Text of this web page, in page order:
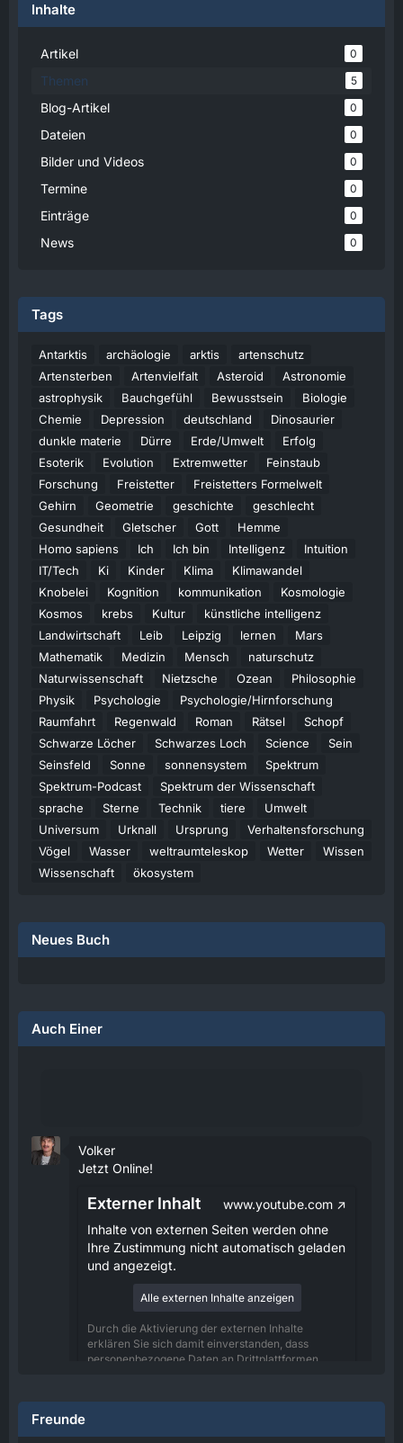
Inhalte
Artikel 0
Themen 5
Blog-Artikel 0
Dateien 0
Bilder und Videos 0
Termine 0
Einträge 0
News 0
Tags
Antarktis archäologie arktis
artenschutz
Artensterben
Artenvielfalt Asteroid
Astronomie
astrophysik
Bauchgefühl Bewusstsein
Biologie
Chemie
Depression deutschland
Dinosaurier
dunkle materie
Dürre Erde/Umwelt
Erfolg
Esoterik
Evolution Extremwetter
Feinstaub
Forschung
Freistetter
Freistetters Formelwelt
Gehirn
Geometrie geschichte
geschlecht
Gesundheit
Gletscher Gott
Hemme
Homo sapiens
Ich Ich bin Intelligenz
Intuition
IT/Tech
Ki Kinder Klima
Klimawandel
Knobelei
Kognition kommunikation
Kosmologie
Kosmos
krebs Kultur
künstliche intelligenz
Landwirtschaft
Leib Leipzig lernen
Mars
Mathematik
Medizin Mensch
naturschutz
Naturwissenschaft
Nietzsche Ozean
Philosophie
Physik
Psychologie
Psychologie/Hirnforschung
Raumfahrt
Regenwald Roman Rätsel
Schopf
Schwarze Löcher
Schwarzes Loch Science
Sein
Seinsfeld
Sonne sonnensystem
Spektrum
Spektrum-Podcast
Spektrum der Wissenschaft
sprache
Sterne Technik tiere
Umwelt
Universum
Urknall Ursprung
Verhaltensforschung
Vögel
Wasser weltraumteleskop Wetter
Wissen
Wissenschaft
ökosystem
Neues Buch
Auch Einer
Volker
Jetzt Online!
Externer Inhalt
www.youtube.com
Inhalte von externen Seiten werden ohne
Ihre Zustimmung nicht automatisch geladen
und angezeigt.
Alle externen Inhalte anzeigen
Durch die Aktivierung der externen Inhalte
erklären Sie sich damit einverstanden, dass
personenbezogene Daten an Drittplattformen
Verfügung gestellt.
08:25
Freunde